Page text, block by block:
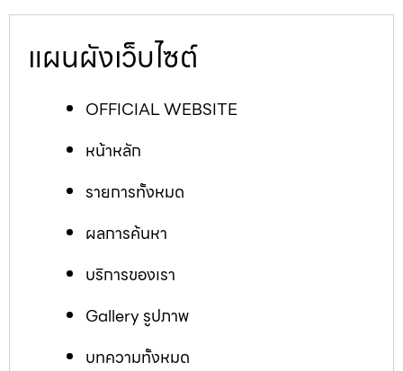
แผนผังเว็บไซต์
OFFICIAL WEBSITE
หน้าหลัก
รายการทั้งหมด
ผลการค้นหา
บริการของเรา
Gallery รูปภาพ
บทความทั้งหมด